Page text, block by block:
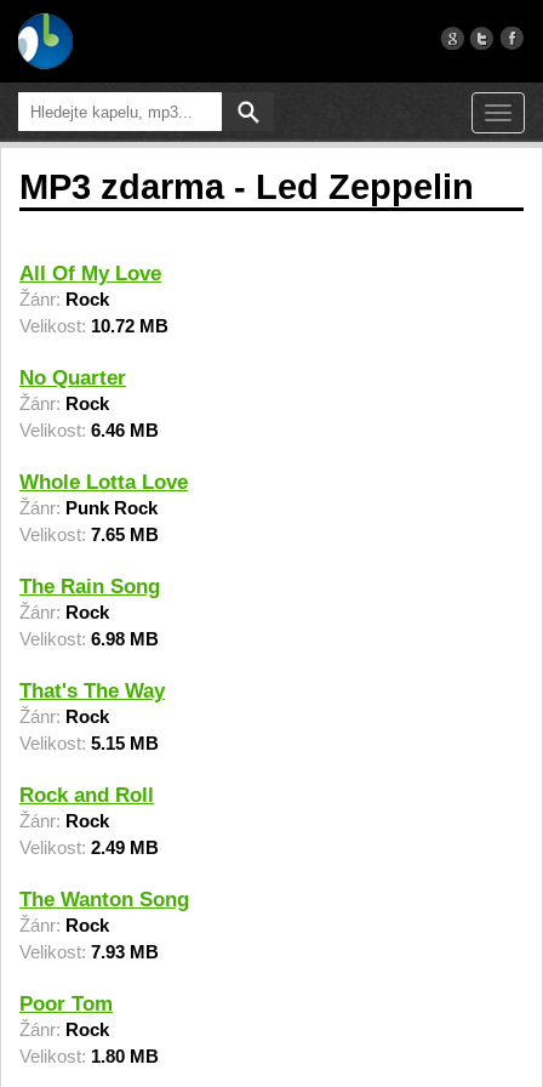
MP3 zdarma - Led Zeppelin
All Of My Love
Žánr: Rock
Velikost: 10.72 MB
No Quarter
Žánr: Rock
Velikost: 6.46 MB
Whole Lotta Love
Žánr: Punk Rock
Velikost: 7.65 MB
The Rain Song
Žánr: Rock
Velikost: 6.98 MB
That's The Way
Žánr: Rock
Velikost: 5.15 MB
Rock and Roll
Žánr: Rock
Velikost: 2.49 MB
The Wanton Song
Žánr: Rock
Velikost: 7.93 MB
Poor Tom
Žánr: Rock
Velikost: 1.80 MB